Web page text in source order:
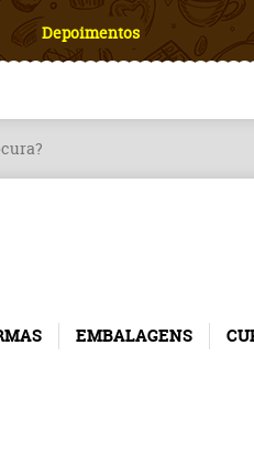
Depoimentos
EMBALAGENS